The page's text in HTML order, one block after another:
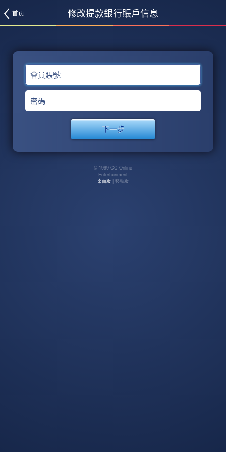
首页 修改提款銀行賬戶信息
會員賬號
密碼
© 1999 CC Online
Entertainment
桌面版 | 移動版